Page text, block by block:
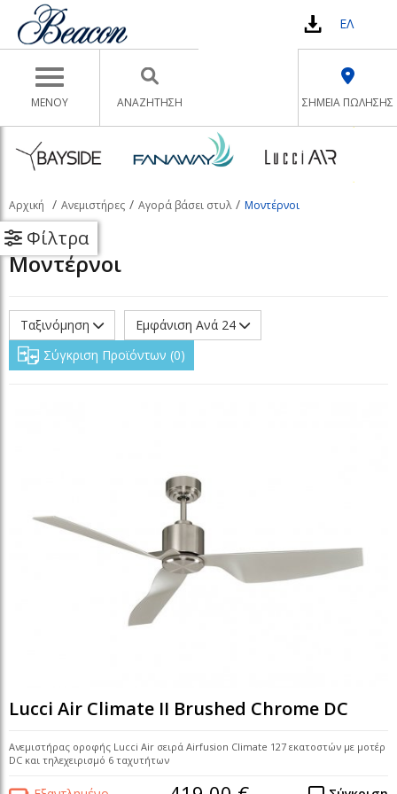
Toggle navigation
ΜΕΝΟΥ
ΕΛ
ΣΗΜΕΙΑ ΠΩΛΗΣΗΣ
ΑΝΑΖΉΤΗΣΗ
Αρχική Ανεμιστήρες Αγορά βάσει στυλ Μοντέρνοι
Φίλτρα
Μοντέρνοι
Ταξινόμηση
Εμφάνιση Ανά 24
Σύγκριση Προϊόντων 0
Lucci Air Climate II Brushed Chrome DC
Ανεμιστήρας οροφής Lucci Air σειρά Airfusion Climate 127 εκατοστών με μοτέρ
DC και τηλεχειρισμό 6 ταχυτήτων